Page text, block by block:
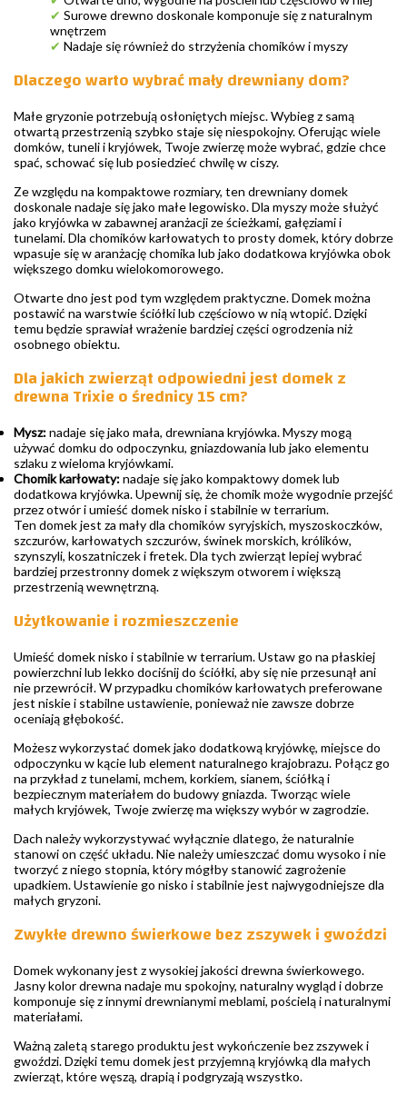
✔ Surowe drewno doskonale komponuje się z naturalnym
wnętrzem
✔ Nadaje się również do strzyżenia chomików i myszy
Dlaczego warto wybrać mały drewniany dom?
Małe gryzonie potrzebują osłoniętych miejsc. Wybieg z samą
otwartą przestrzenią szybko staje się niespokojny. Oferując wiele
domków, tuneli i kryjówek, Twoje zwierzę może wybrać, gdzie chce
spać, schować się lub posiedzieć chwilę w ciszy.
Ze względu na kompaktowe rozmiary, ten drewniany domek
doskonale nadaje się jako małe legowisko. Dla myszy może służyć
jako kryjówka w zabawnej aranżacji ze ścieżkami, gałęziami i
tunelami. Dla chomików karłowatych to prosty domek, który dobrze
wpasuje się w aranżację chomika lub jako dodatkowa kryjówka obok
większego domku wielokomorowego.
Otwarte dno jest pod tym względem praktyczne. Domek można
postawić na warstwie ściółki lub częściowo w nią wtopić. Dzięki
temu będzie sprawiał wrażenie bardziej części ogrodzenia niż
osobnego obiektu.
Dla jakich zwierząt odpowiedni jest domek z
drewna Trixie o średnicy 15 cm?
Mysz:nadaje się jako mała, drewniana kryjówka. Myszy mogą
używać domku do odpoczynku, gniazdowania lub jako elementu
szlaku z wieloma kryjówkami.
Chomik karłowaty:nadaje się jako kompaktowy domek lub
dodatkowa kryjówka. Upewnij się, że chomik może wygodnie przejść
przez otwór i umieść domek nisko i stabilnie w terrarium.
Ten domek jest za mały dla chomików syryjskich, myszoskoczków,
szczurów, karłowatych szczurów, świnek morskich, królików,
szynszyli, koszatniczek i fretek. Dla tych zwierząt lepiej wybrać
bardziej przestronny domek z większym otworem i większą
przestrzenią wewnętrzną.
Użytkowanie i rozmieszczenie
Umieść domek nisko i stabilnie w terrarium. Ustaw go na płaskiej
powierzchni lub lekko dociśnij do ściółki, aby się nie przesunął ani
nie przewrócił. W przypadku chomików karłowatych preferowane
jest niskie i stabilne ustawienie, ponieważ nie zawsze dobrze
oceniają głębokość.
Możesz wykorzystać domek jako dodatkową kryjówkę, miejsce do
odpoczynku w kącie lub element naturalnego krajobrazu. Połącz go
na przykład z tunelami, mchem, korkiem, sianem, ściółką i
bezpiecznym materiałem do budowy gniazda. Tworząc wiele
małych kryjówek, Twoje zwierzę ma większy wybór w zagrodzie.
Dach należy wykorzystywać wyłącznie dlatego, że naturalnie
stanowi on część układu. Nie należy umieszczać domu wysoko i nie
tworzyć z niego stopnia, który mógłby stanowić zagrożenie
upadkiem. Ustawienie go nisko i stabilnie jest najwygodniejsze dla
małych gryzoni.
Zwykłe drewno świerkowe bez zszywek i gwoździ
Domek wykonany jest z wysokiej jakości drewna świerkowego.
Jasny kolor drewna nadaje mu spokojny, naturalny wygląd i dobrze
komponuje się z innymi drewnianymi meblami, pościelą i naturalnymi
materiałami.
Ważną zaletą starego produktu jest wykończenie bez zszywek i
gwoździ. Dzięki temu domek jest przyjemną kryjówką dla małych
zwierząt, które węszą, drapią i podgryzają wszystko.